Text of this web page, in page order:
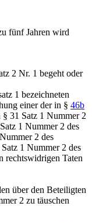
fünf Jahren wird
2 Nr. 1 begeht oder
1 bezeichneten
einer der in § 46b
§ 31 Satz 1 Nummer 2
1 Nummer 2 des
2 des
1 Nummer 2 des
rechtswidrigen Taten
über den Beteiligten
2 zu täuschen